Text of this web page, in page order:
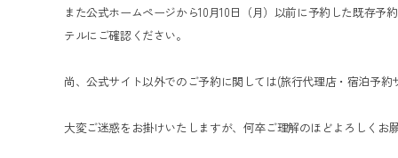
また公式ホームページから10月10日（月）以前に予約した既存
テルにご確認ください。
尚、公式サイト以外でのご予約に関しては(旅行代理店・宿泊予
大変ご迷惑をお掛けいたしますが、何卒ご理解のほどよろしくお